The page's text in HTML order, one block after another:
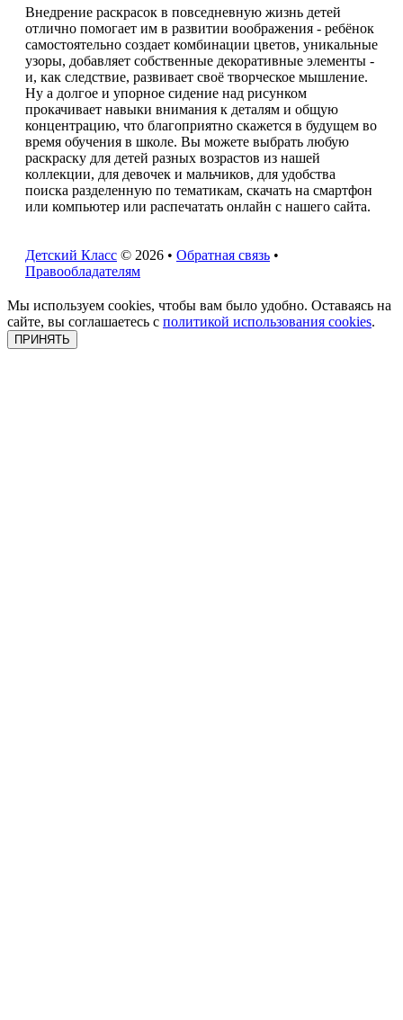
Внедрение раскрасок в повседневную жизнь детей
отлично помогает им в развитии воображения - ребёнок
самостоятельно создает комбинации цветов, уникальные
узоры, добавляет собственные декоративные элементы -
и, как следствие, развивает своё творческое мышление.
Ну а долгое и упорное сидение над рисунком
прокачивает навыки внимания к деталям и общую
концентрацию, что благоприятно скажется в будущем во
время обучения в школе. Вы можете выбрать любую
раскраску для детей разных возрастов из нашей
коллекции, для девочек и мальчиков, для удобства
поиска разделенную по тематикам, скачать на смартфон
или компьютер или распечатать онлайн с нашего сайта.
Детский Класс © 2026 • Обратная связь •
Правообладателям
Мы используем cookies, чтобы вам было удобно. Оставаясь на
сайте, вы соглашаетесь с политикой использования cookies.
ПРИНЯТЬ